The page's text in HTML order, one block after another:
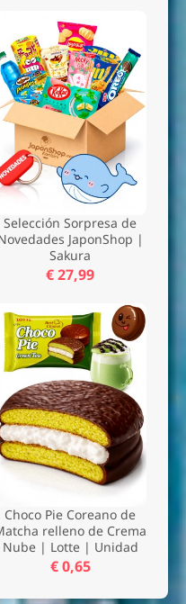
Selección Sorpresa de
JaponShop |
Sakura
€ 27,99
Choco Pie Coreano de
relleno de Crema
Nube | Lotte | Unidad
€ 0,65